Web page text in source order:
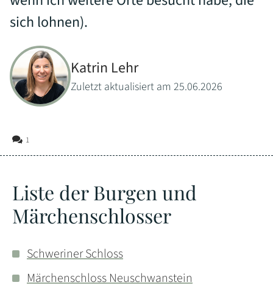
sich lohnen).
Katrin Lehr
Zuletzt aktualisiert am 25.06.2026
1
Liste der Burgen und
Märchenschlosser
Schweriner Schloss
Märchenschloss Neuschwanstein